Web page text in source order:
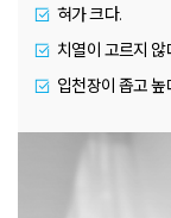
혀가 크다.
치열이 고르지 않
입천장이 좁고 높